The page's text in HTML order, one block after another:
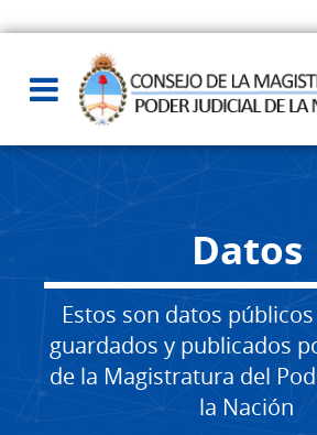
Datos
Estos son datos
guardados y publicados
de la Magistratura del
la Nación